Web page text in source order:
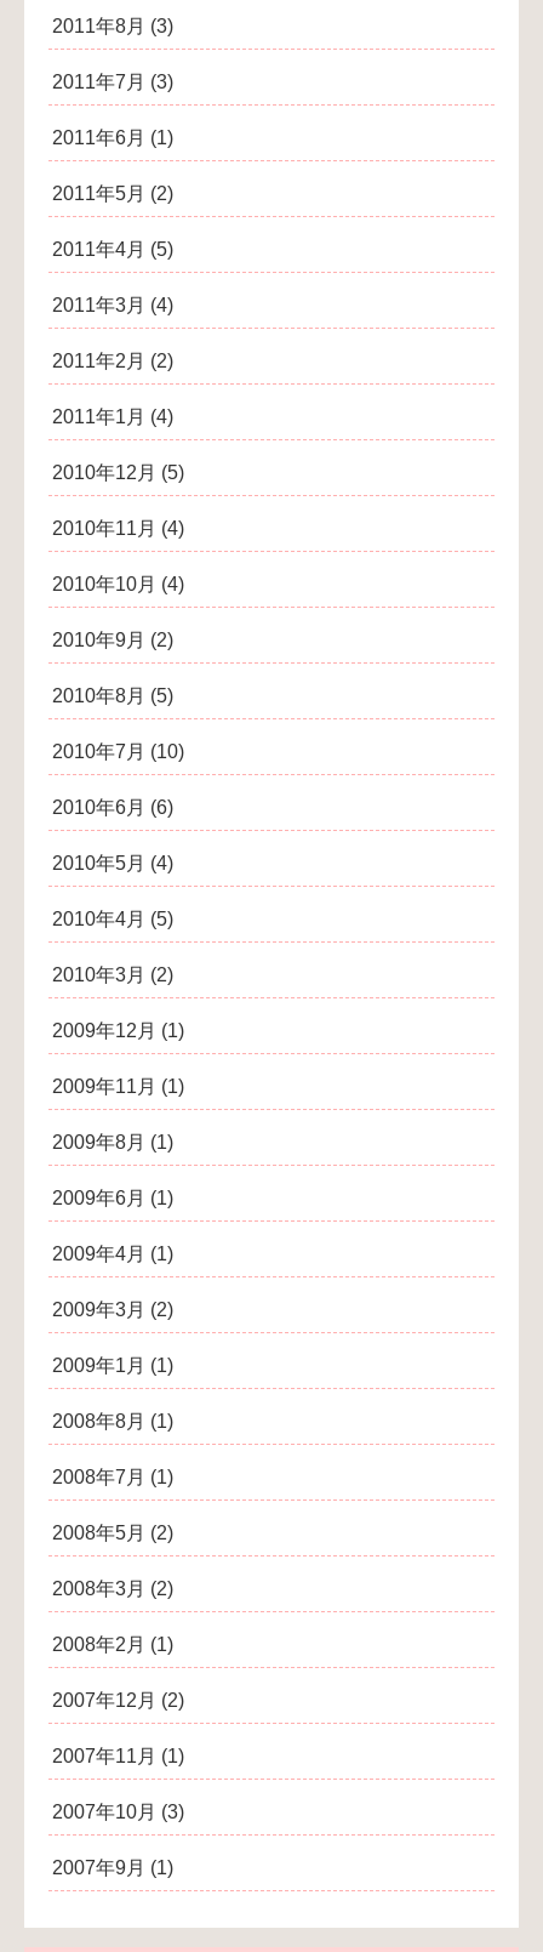
2011年8月 (3)
2011年7月 (3)
2011年6月 (1)
2011年5月 (2)
2011年4月 (5)
2011年3月 (4)
2011年2月 (2)
2011年1月 (4)
2010年12月 (5)
2010年11月 (4)
2010年10月 (4)
2010年9月 (2)
2010年8月 (5)
2010年7月 (10)
2010年6月 (6)
2010年5月 (4)
2010年4月 (5)
2010年3月 (2)
2009年12月 (1)
2009年11月 (1)
2009年8月 (1)
2009年6月 (1)
2009年4月 (1)
2009年3月 (2)
2009年1月 (1)
2008年8月 (1)
2008年7月 (1)
2008年5月 (2)
2008年3月 (2)
2008年2月 (1)
2007年12月 (2)
2007年11月 (1)
2007年10月 (3)
2007年9月 (1)